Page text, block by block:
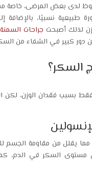
بعض المرضى، خاصة
طبيعية نسبيًا،
لذلك أصبحت جراحات السمنة
كبير في الشفاء من السكر
السكر؟
بسبب فقدان الوزن، لكن
مما يقلل من مقاومة الجسم
مستوى السكر في الدم،